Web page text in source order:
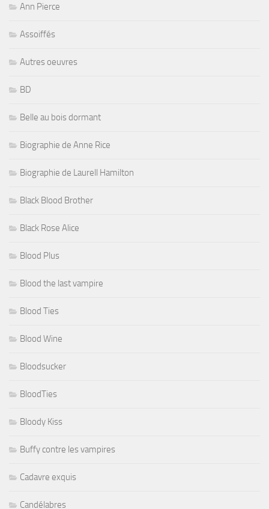
Ann Pierce
Assoiffés
Autres oeuvres
BD
Belle au bois dormant
Biographie de Anne Rice
Biographie de Laurell Hamilton
Black Blood Brother
Black Rose Alice
Blood Plus
Blood the last vampire
Blood Ties
Blood Wine
Bloodsucker
BloodTies
Bloody Kiss
Buffy contre les vampires
Cadavre exquis
Candélabres